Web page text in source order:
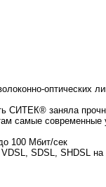
оптических
СИТЕК® заняла
самые современные
100 Мбит/сек
SDSL, SHDSL